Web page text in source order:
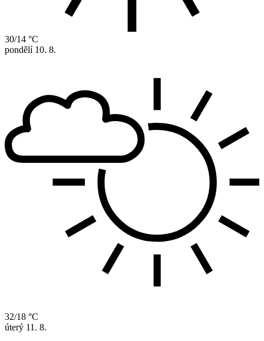
30/14 °C
pondělí 10. 8.
32/18 °C
úterý 11. 8.